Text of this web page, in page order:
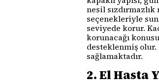
nesil
seçenekleriyle
seviyede korur.
korunacağı
desteklenmiş
sağlamaktadır.
2. El Hasta